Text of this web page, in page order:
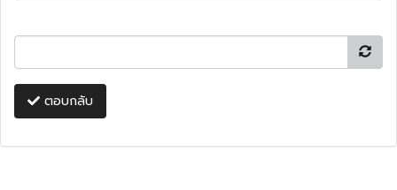
ตอบกลับ